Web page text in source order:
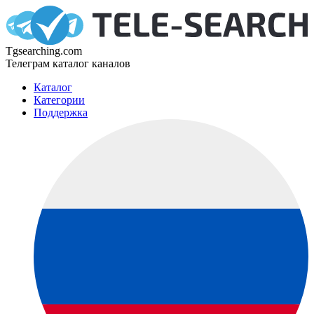
Tgsearching.com
Телеграм каталог каналов
Каталог
Категории
Поддержка